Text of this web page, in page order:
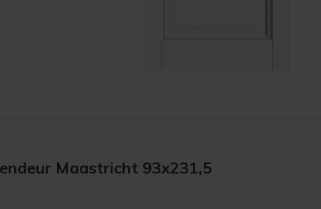
Maastricht 93x231,5